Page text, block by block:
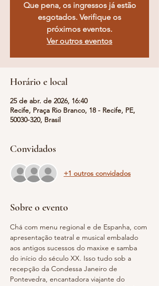
Que pena, os ingressos já estão
esgotados. Verifique os
próximos eventos.
Ver outros eventos
Horário e local
25 de abr. de 2026, 16:40
Recife, Praça Rio Branco, 18 - Recife, PE,
50030-320, Brasil
Convidados
+1 outros convidados
Sobre o evento
Chá com menu regional e de Espanha, com
apresentação teatral e musical embalado
aos antigos sucessos do maxixe e samba
do início do século XX. Isso tudo sob a
recepção da Condessa Janeiro de
Pontevedra, encantadora viajante do